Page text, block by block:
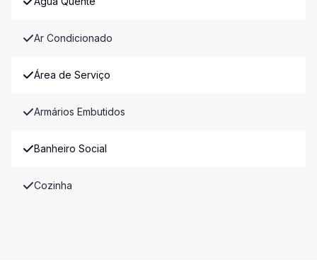
Ar Condicionado
Área de Serviço
Armários Embutidos
Banheiro Social
Cozinha